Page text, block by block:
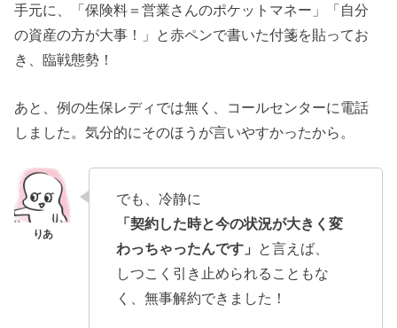
手元に、「保険料＝営業さんのポケットマネー」「自分
の資産の方が大事！」と赤ペンで書いた付箋を貼ってお
き、臨戦態勢！
あと、例の生保レディでは無く、コールセンターに電話
しました。気分的にそのほうが言いやすかったから。
でも、冷静に
「契約した時と今の状況が大きく変
わっちゃったんです」 と言えば、
しつこく引き止められることもな
く、無事解約できました！